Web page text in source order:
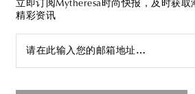
立即订阅Mytheresa时尚快报，及时获取
精彩资讯
请在此输入您的邮箱地址…